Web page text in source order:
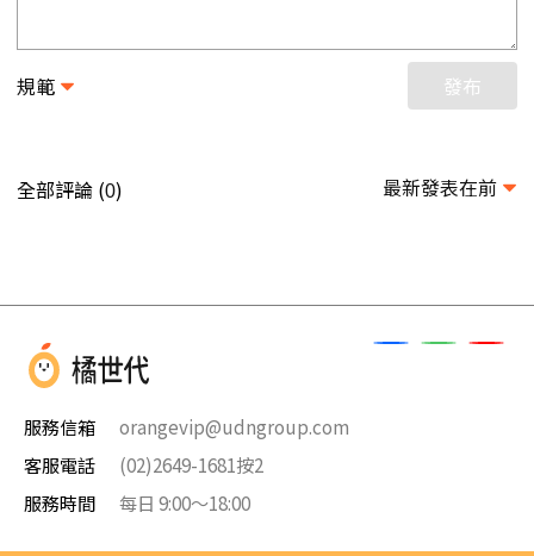
規範 發布
全部評論 (0) 最新發表在前
服務信箱
orangevip@udngroup.com
客服電話
(02)2649-1681按2
服務時間
每日 9:00～18:00